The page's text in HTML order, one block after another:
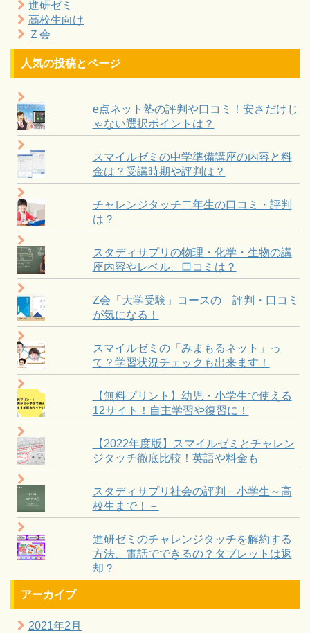
進研ゼミ
高校生向け
Ｚ会
人気の投稿とページ
e点ネット塾の評判や口コミ！安さだけじ
ゃない選択ポイントは？
スマイルゼミの中学準備講座の内容と料
金は？受講時期や評判は？
チャレンジタッチ二年生の口コミ・評判
は？
スタディサプリの物理・化学・生物の講
座内容やレベル、口コミは？
Z会「大学受験」コースの 評判・口コミ
が気になる！
スマイルゼミの「みまもるネット」っ
て？学習状況チェックも出来ます！
【無料プリント】幼児・小学生で使える
12サイト！自主学習や復習に！
【2022年度版】スマイルゼミとチャレン
ジタッチ徹底比較！英語や料金も
スタディサプリ社会の評判－小学生～高
校生まで！－
進研ゼミのチャレンジタッチを解約する
方法、電話でできるの？タブレットは返
却？
アーカイブ
2021年2月